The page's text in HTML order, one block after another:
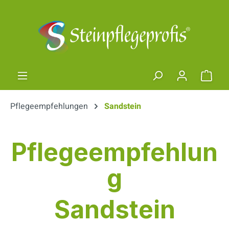
Pflegeempfehlungen Sandstein
Pflegeempfehlun
g
Sandstein